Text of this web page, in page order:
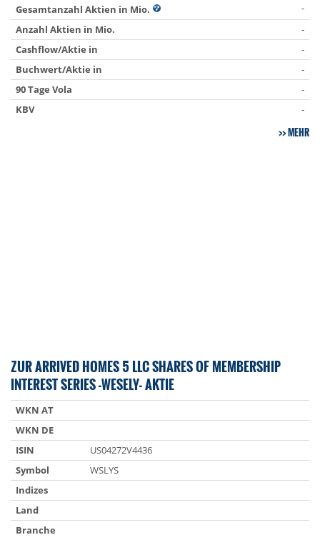
Gesamtanzahl Aktien in Mio.
-
Anzahl Aktien in Mio.
-
Cashflow/Aktie in
-
Buchwert/Aktie in
-
90 Tage Vola
-
KBV
-
MEHR
ZUR ARRIVED HOMES 5 LLC SHARES OF MEMBERSHIP
INTEREST SERIES -WESELY- AKTIE
WKN AT
WKN DE
ISIN
US04272V4436
Symbol
WSLYS
Indizes
Land
Branche